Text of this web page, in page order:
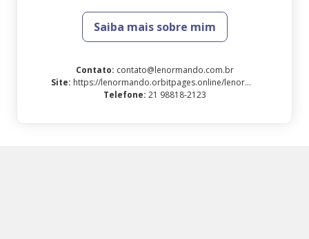
Saiba mais sobre mim
Contato: contato@lenormando.com.br
Site: https://lenormando.orbitpages.online/lenormandoacademy
Telefone: 21 98818-2123